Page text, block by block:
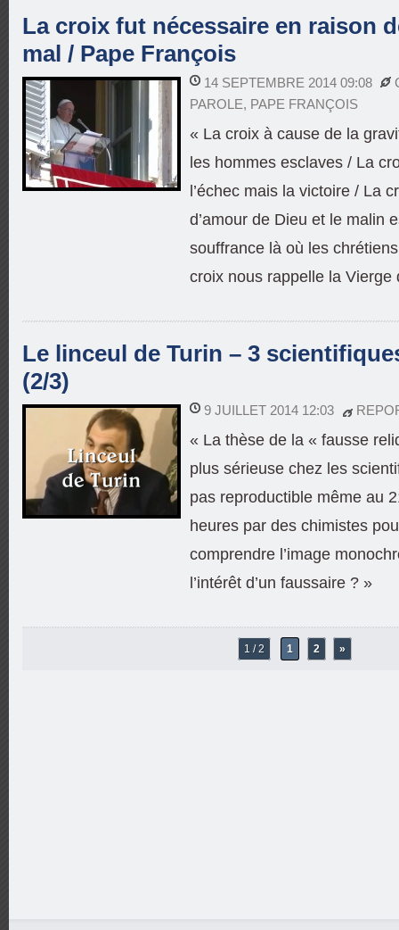
La croix fut nécessaire en raison
mal / Pape François
14 SEPTEMBRE 2014 09:08
PAROLE, PAPE FRANÇOIS
« La croix à cause de la
les hommes esclaves / La
l’échec mais la victoire / La
d’amour de Dieu et le malin
souffrance là où les
croix nous rappelle la Vierge
Le linceul de Turin – 3
(2/3)
9 JUILLET 2014 12:03
« La thèse de la « fausse
plus sérieuse chez les
pas reproductible même au
heures par des chimistes
comprendre l’image
l’intérêt d’un faussaire ? »
1 / 2 1 2 »